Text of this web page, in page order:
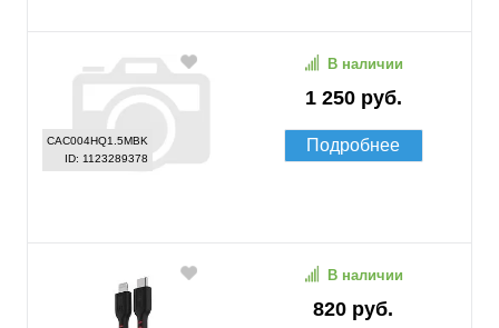
CAC004HQ1.5MBK
ID: 1123289378
1 250 руб.
В наличии
Подробнее
820 руб.
В наличии